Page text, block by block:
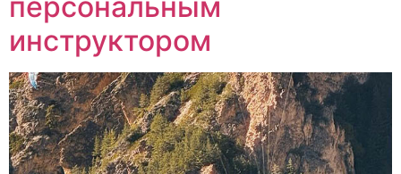
инструктором